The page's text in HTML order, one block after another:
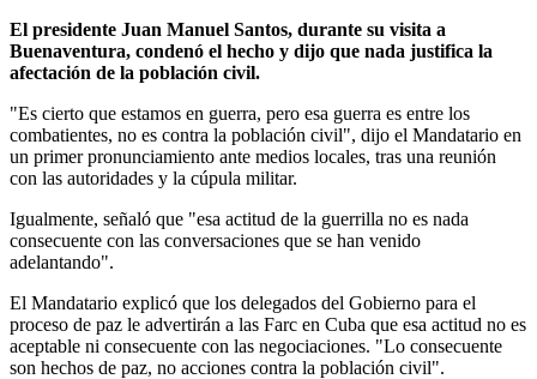
El presidente Juan Manuel Santos, durante su visita a
Buenaventura, condenó el hecho y dijo que nada justifica la
afectación de la población civil.
"Es cierto que estamos en guerra, pero esa guerra es entre los
combatientes, no es contra la población civil", dijo el Mandatario en
un primer pronunciamiento ante medios locales, tras una reunión
con las autoridades y la cúpula militar.
Igualmente, señaló que "esa actitud de la guerrilla no es nada
consecuente con las conversaciones que se han venido
adelantando".
El Mandatario explicó que los delegados del Gobierno para el
proceso de paz le advertirán a las Farc en Cuba que esa actitud no es
aceptable ni consecuente con las negociaciones. "Lo consecuente
son hechos de paz, no acciones contra la población civil".